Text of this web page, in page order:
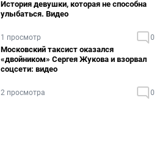
История девушки, которая не способна
улыбаться. Видео
1 просмотр 0
Московский таксист оказался
«двойником» Сергея Жукова и взорвал
соцсети: видео
2 просмотра 0